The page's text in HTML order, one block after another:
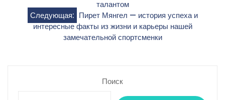
записям
талантом
Следующая: Пирет Мянгел — история успеха и
интересные факты из жизни и карьеры нашей
замечательной спортсменки
Поиск